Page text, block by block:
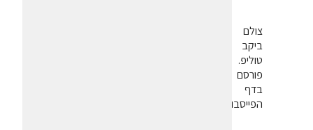
צולם
ביקב
טוליפ.
פורסם
בדף
הפייסבוק